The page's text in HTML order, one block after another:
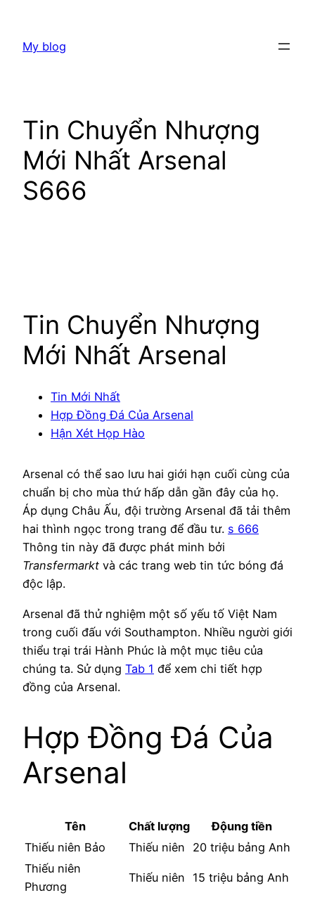
content
My blog
Tin Chuyển Nhượng
Mới Nhất Arsenal
S666
Tin Chuyển Nhượng
Mới Nhất Arsenal
Tin Mới Nhất
Hợp Đồng Đá Của Arsenal
Hận Xét Họp Hào
Arsenal có thể sao lưu hai giới hạn cuối cùng của
chuẩn bị cho mùa thứ hấp dẫn gần đây của họ.
Áp dụng Châu Ấu, đội trường Arsenal đã tải thêm
hai thình ngọc trong trang để đầu tư. s 666
Thông tin này đã được phát minh bởi
Transfermarkt và các trang web tin tức bóng đá
độc lập.
Arsenal đã thử nghiệm một số yếu tố Việt Nam
trong cuối đấu với Southampton. Nhiều người giới
thiểu trại trái Hành Phúc là một mục tiêu của
chúng ta. Sử dụng Tab 1 để xem chi tiết hợp
đồng của Arsenal.
Hợp Đồng Đá Của
Arsenal
Tên Chất lượng
Độung tiền
Thiếu niên Bảo
Thiếu niên
20 triệu bảng Anh
Thiếu niên
Phương
Thiếu niên 15 triệu bảng Anh